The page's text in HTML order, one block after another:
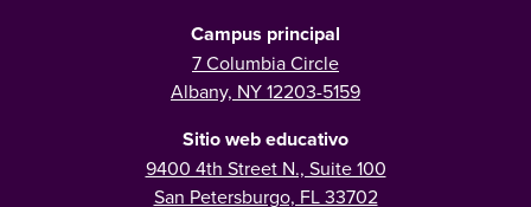
Campus principal
7 Columbia Circle
Albany, NY 12203-5159
Sitio web educativo
9400 4th Street N., Suite 100
San Petersburgo, FL 33702